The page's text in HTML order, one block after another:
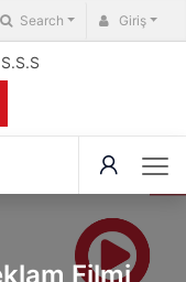
Search Giriş
S.S.S
Filmi